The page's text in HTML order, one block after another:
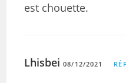
est chouette.
Lhisbei 08/12/2021